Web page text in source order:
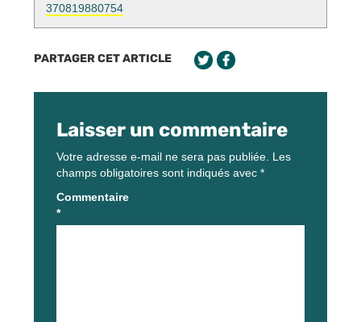
370819880754
PARTAGER CET ARTICLE
Laisser un commentaire
Votre adresse e-mail ne sera pas publiée. Les
champs obligatoires sont indiqués avec *
Commentaire
*